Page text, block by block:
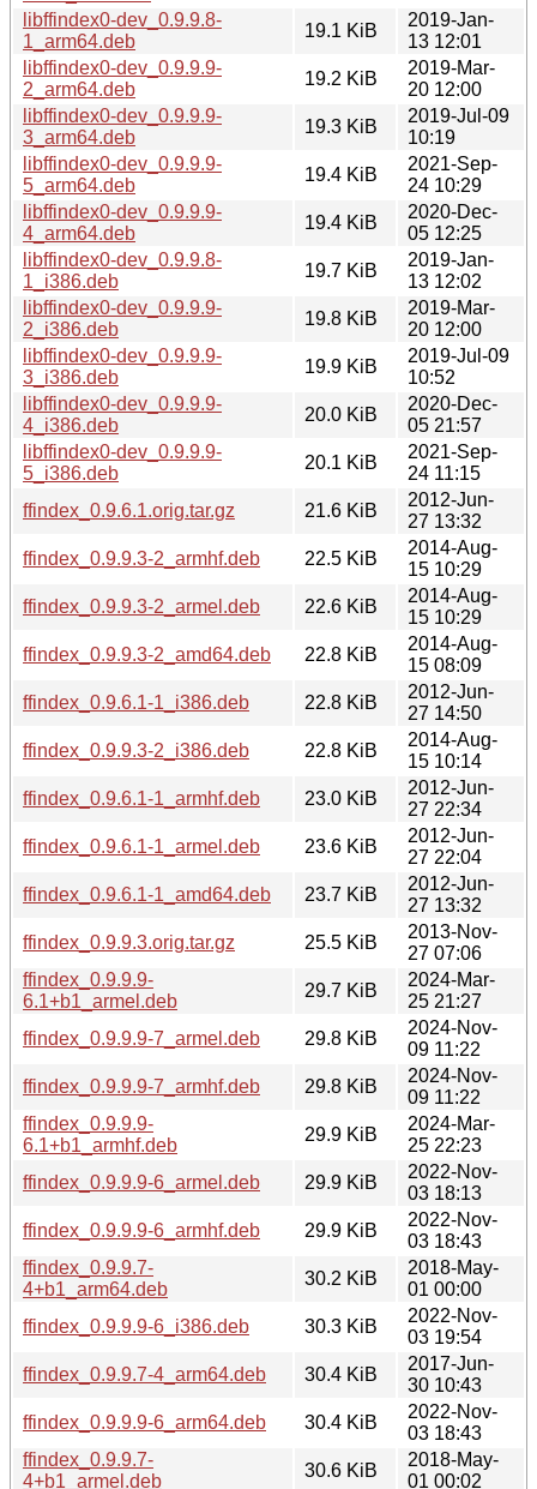
libffindex0-dev_0.9.9.8-
1_arm64.deb
19.1 KiB
2019-Jan-
13 12:01
libffindex0-dev_0.9.9.9-
2_arm64.deb
19.2 KiB
2019-Mar-
20 12:00
libffindex0-dev_0.9.9.9-
3_arm64.deb
19.3 KiB
2019-Jul-09
10:19
libffindex0-dev_0.9.9.9-
5_arm64.deb
19.4 KiB
2021-Sep-
24 10:29
libffindex0-dev_0.9.9.9-
4_arm64.deb
19.4 KiB
2020-Dec-
05 12:25
libffindex0-dev_0.9.9.8-
1_i386.deb
19.7 KiB
2019-Jan-
13 12:02
libffindex0-dev_0.9.9.9-
2_i386.deb
19.8 KiB
2019-Mar-
20 12:00
libffindex0-dev_0.9.9.9-
3_i386.deb
19.9 KiB
2019-Jul-09
10:52
libffindex0-dev_0.9.9.9-
4_i386.deb
20.0 KiB
2020-Dec-
05 21:57
libffindex0-dev_0.9.9.9-
5_i386.deb
20.1 KiB
2021-Sep-
24 11:15
ffindex_0.9.6.1.orig.tar.gz
21.6 KiB
2012-Jun-
27 13:32
ffindex_0.9.9.3-2_armhf.deb
22.5 KiB
2014-Aug-
15 10:29
ffindex_0.9.9.3-2_armel.deb
22.6 KiB
2014-Aug-
15 10:29
ffindex_0.9.9.3-2_amd64.deb
22.8 KiB
2014-Aug-
15 08:09
ffindex_0.9.6.1-1_i386.deb
22.8 KiB
2012-Jun-
27 14:50
ffindex_0.9.9.3-2_i386.deb
22.8 KiB
2014-Aug-
15 10:14
ffindex_0.9.6.1-1_armhf.deb
23.0 KiB
2012-Jun-
27 22:34
ffindex_0.9.6.1-1_armel.deb
23.6 KiB
2012-Jun-
27 22:04
ffindex_0.9.6.1-1_amd64.deb
23.7 KiB
2012-Jun-
27 13:32
ffindex_0.9.9.3.orig.tar.gz
25.5 KiB
2013-Nov-
27 07:06
ffindex_0.9.9.9-
6.1+b1_armel.deb
29.7 KiB
2024-Mar-
25 21:27
ffindex_0.9.9.9-7_armel.deb
29.8 KiB
2024-Nov-
09 11:22
ffindex_0.9.9.9-7_armhf.deb
29.8 KiB
2024-Nov-
09 11:22
ffindex_0.9.9.9-
6.1+b1_armhf.deb
29.9 KiB
2024-Mar-
25 22:23
ffindex_0.9.9.9-6_armel.deb
29.9 KiB
2022-Nov-
03 18:13
ffindex_0.9.9.9-6_armhf.deb
29.9 KiB
2022-Nov-
03 18:43
ffindex_0.9.9.7-
4+b1_arm64.deb
30.2 KiB
2018-May-
01 00:00
ffindex_0.9.9.9-6_i386.deb
30.3 KiB
2022-Nov-
03 19:54
ffindex_0.9.9.7-4_arm64.deb
30.4 KiB
2017-Jun-
30 10:43
ffindex_0.9.9.9-6_arm64.deb
30.4 KiB
2022-Nov-
03 18:43
ffindex_0.9.9.7-
4+b1_armel.deb
30.6 KiB
2018-May-
01 00:02